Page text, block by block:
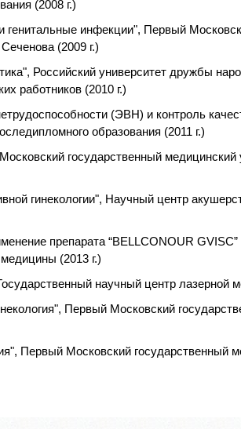
(2008 г.)
генитальные инфекции", Первый
(2009 г.)
Росcийский университет дружбы
работников (2010 г.)
(ЭВН) и контроль
образования (2011 г.)
государственный
гинекологии", Научный центр
препарата “BELLCONOUR
(2013 г.)
научный центр
Первый Московский
Первый Московский государственный